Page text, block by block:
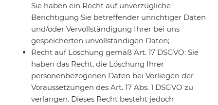
Sie haben ein Recht auf unverzügliche
Berichtigung Sie betreffender unrichtiger Daten
und/oder Vervollständigung Ihrer bei uns
gespeicherten unvollständigen Daten;
Recht auf Löschung gemäß Art. 17 DSGVO: Sie
haben das Recht, die Löschung Ihrer
personenbezogenen Daten bei Vorliegen der
Voraussetzungen des Art. 17 Abs. 1 DSGVO zu
verlangen. Dieses Recht besteht jedoch